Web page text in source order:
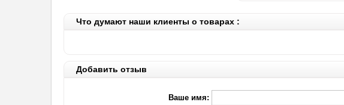
Что думают наши клиенты о товарах :
Добавить отзыв
Ваше имя: